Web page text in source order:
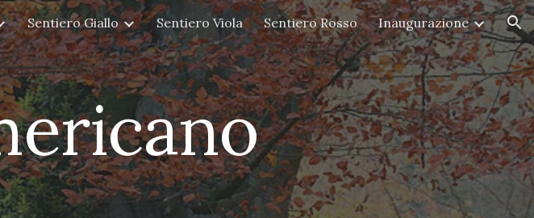
Skip to navigation
Sentiero Giallo Sentiero Viola Sentiero Rosso Inaugurazione